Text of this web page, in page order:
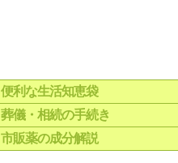
便利な生活知恵袋
葬儀・相続の手続き
市販薬の成分解説